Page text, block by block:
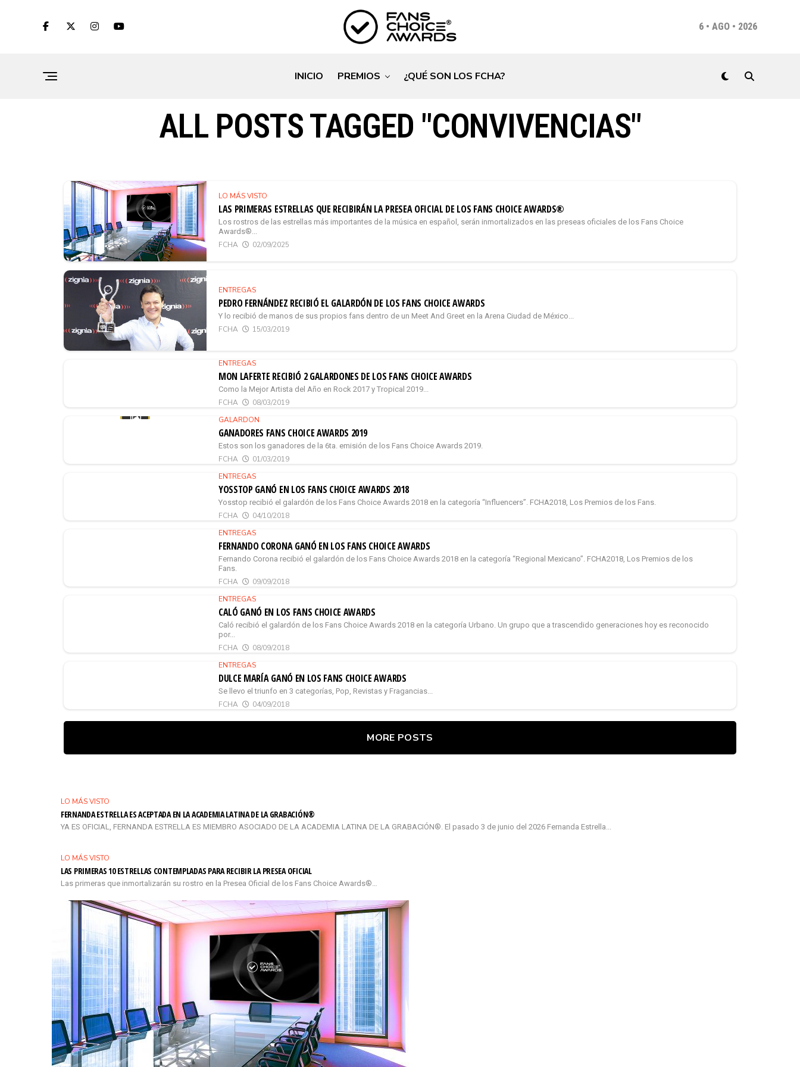
6 • AGO • 2026
INICIO PREMIOS ¿QUÉ SON LOS FCHA?
ALL POSTS TAGGED "CONVIVENCIAS"
LO MÁS VISTO
LAS PRIMERAS ESTRELLAS QUE RECIBIRÁN LA PRESEA OFICIAL DE LOS FANS CHOICE AWARDS®
Los rostros de las estrellas más importantes de la música en español, serán inmortalizados en las preseas oficiales de los Fans Choice
Awards®...
FCHA 02/09/2025
ENTREGAS
PEDRO FERNÁNDEZ RECIBIÓ EL GALARDÓN DE LOS FANS CHOICE AWARDS
Y lo recibió de manos de sus propios fans dentro de un Meet And Greet en la Arena Ciudad de México...
FCHA 15/03/2019
ENTREGAS
MON LAFERTE RECIBIÓ 2 GALARDONES DE LOS FANS CHOICE AWARDS
Como la Mejor Artista del Año en Rock 2017 y Tropical 2019...
FCHA
08/03/2019
GALARDON
GANADORES FANS CHOICE AWARDS 2019
Estos son los ganadores de la 6ta. emisión de los Fans Choice Awards 2019.
FCHA
01/03/2019
ENTREGAS
YOSSTOP GANÓ EN LOS FANS CHOICE AWARDS 2018
Yosstop recibió el galardón de los Fans Choice Awards 2018 en la categoría “Influencers”. FCHA2018, Los Premios de los Fans.
FCHA
04/10/2018
ENTREGAS
FERNANDO CORONA GANÓ EN LOS FANS CHOICE AWARDS
Fernando Corona recibió el galardón de los Fans Choice Awards 2018 en la categoría “Regional Mexicano”. FCHA2018, Los Premios de los
Fans.
FCHA
09/09/2018
ENTREGAS
CALÓ GANÓ EN LOS FANS CHOICE AWARDS
Caló recibió el galardón de los Fans Choice Awards 2018 en la categoría Urbano. Un grupo que a trascendido generaciones hoy es reconocido
por...
FCHA
08/09/2018
ENTREGAS
DULCE MARÍA GANÓ EN LOS FANS CHOICE AWARDS
Se llevo el triunfo en 3 categorías, Pop, Revistas y Fragancias...
FCHA 04/09/2018
MORE POSTS
LO MÁS VISTO
FERNANDA ESTRELLA ES ACEPTADA EN LA ACADEMIA LATINA DE LA GRABACIÓN®
YA ES OFICIAL, FERNANDA ESTRELLA ES MIEMBRO ASOCIADO DE LA ACADEMIA LATINA DE LA GRABACIÓN®. El pasado 3 de junio del 2026 Fernanda Estrella...
LO MÁS VISTO
LAS PRIMERAS 10 ESTRELLAS CONTEMPLADAS PARA RECIBIR LA PRESEA OFICIAL
Las primeras que inmortalizarán su rostro en la Presea Oficial de los Fans Choice Awards®…